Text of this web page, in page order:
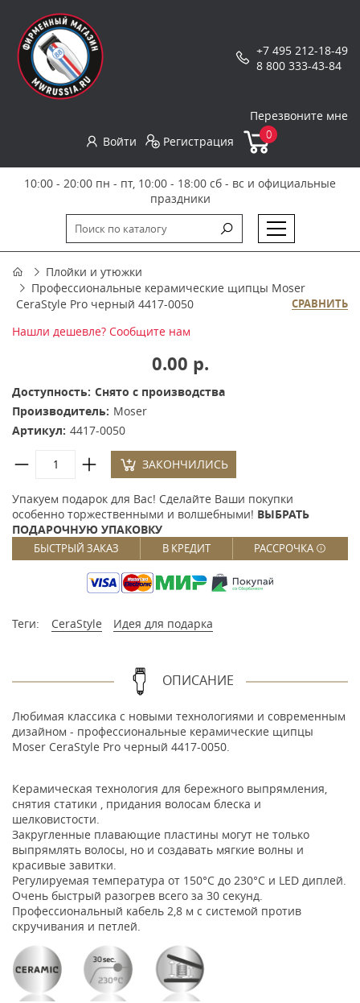
+7 495 212-18-49
8 800 333-43-84
Перезвоните мне
Войти
Регистрация 0
10:00 - 20:00 пн - пт, 10:00 - 18:00 сб - вс и официальные
праздники
Плойки и утюжки
Профессиональные керамические щипцы Moser
CeraStyle Pro черный 4417-0050
СРАВНИТЬ
Нашли дешевле? Сообщите нам
0.00 р.
Доступность: Снято с производства
Производитель: Moser
Артикул: 4417-0050
ЗАКОНЧИЛИСЬ
Упакуем подарок для Вас! Сделайте Ваши покупки
особенно торжественными и волшебными! ВЫБРАТЬ
ПОДАРОЧНУЮ УПАКОВКУ
БЫСТРЫЙ ЗАКАЗ В КРЕДИТ РАССРОЧКА
Теги: CeraStyle Идея для подарка
ОПИСАНИЕ
Любимая классика с новыми технологиями и современным
дизайном - профессиональные керамические щипцы
Moser CeraStyle Pro черный 4417-0050.
Керамическая технология для бережного выпрямления,
снятия статики , придания волосам блеска и
шелковистости.
Закругленные плавающие пластины могут не только
выпрямлять волосы, но и создавать мягкие волны и
красивые завитки.
Регулируемая температура от 150°С до 230°С и LED диплей.
Очень быстрый разогрев всего за 30 секунд.
Профессиональный кабель 2,8 м с системой против
скручивания и петлей.